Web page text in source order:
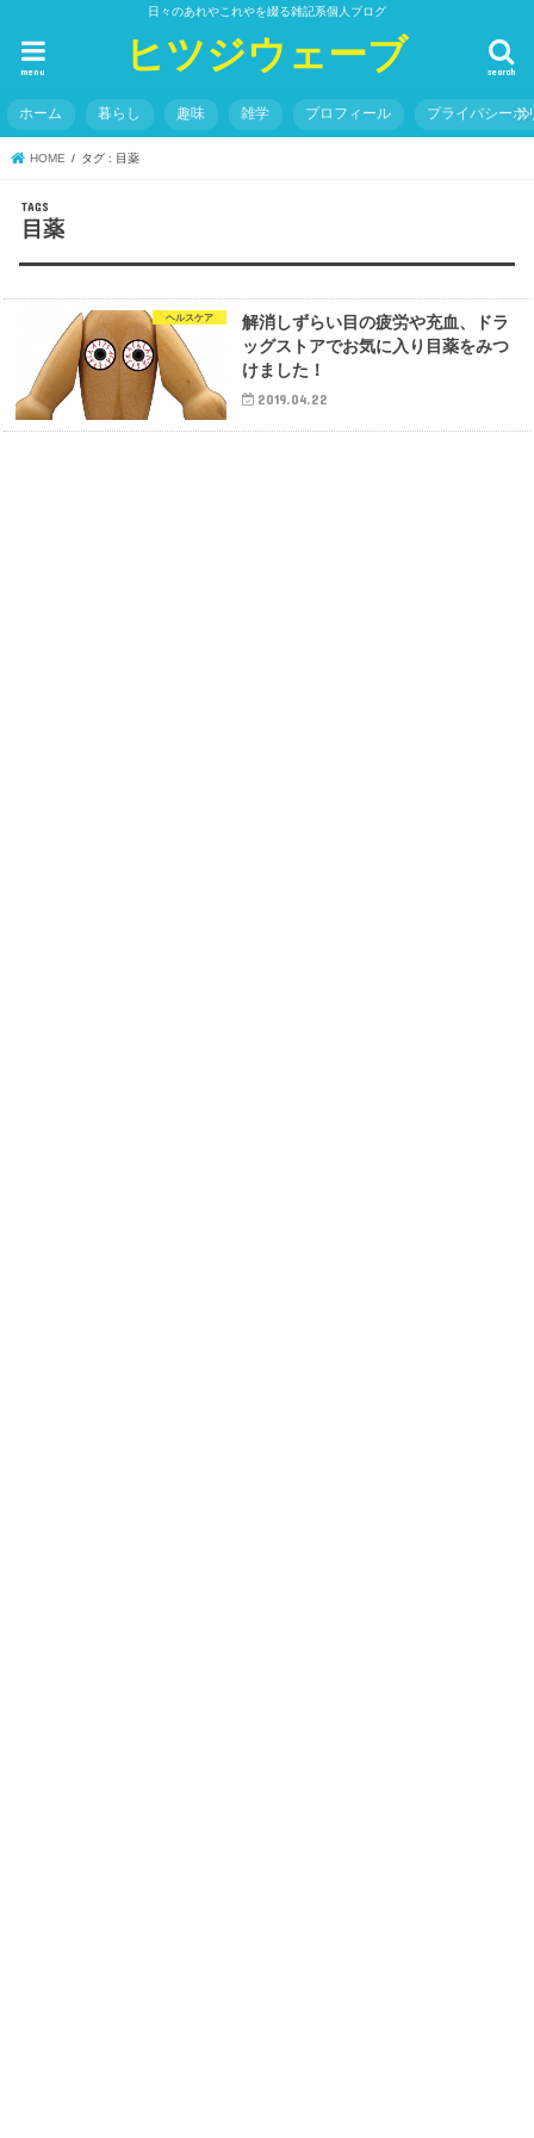
日々のあれやこれやを綴る雑記系個人ブログ
ヒツジウェーブ search
menu
ホーム 暮らし 趣味 雑学 プロフィール プライバシーポ
HOME タグ : 目薬
目薬
ヘルスケア
解消しずらい目の疲労や充血、ドラ
ッグストアでお気に入り目薬をみつ
けました！
2019.04.22